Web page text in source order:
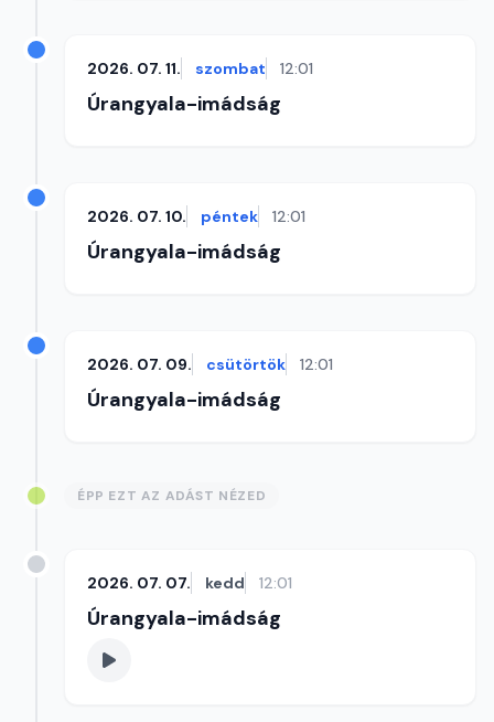
2026. 07. 11. szombat 12:01
Úrangyala-imádság
2026. 07. 10. péntek 12:01
Úrangyala-imádság
2026. 07. 09. csütörtök 12:01
Úrangyala-imádság
ÉPP EZT AZ ADÁST NÉZED
2026. 07. 07. kedd 12:01
Úrangyala-imádság